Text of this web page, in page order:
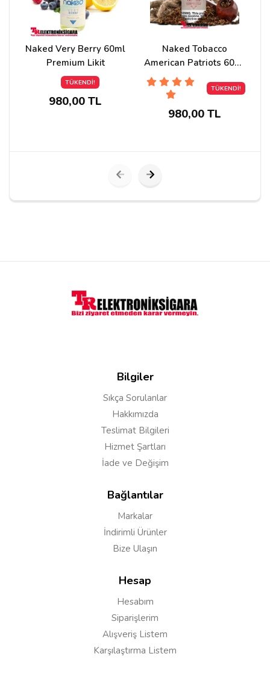
Cevap:Merhaba seçenekte görünen değer güncel
stok alabilirsiniz
Mustafa F*** 22/03/2022
Merhaba , Stokta var mı ?
Naked Very Berry 60ml
Premium Likit
TÜKENDİ!
980,00 TL
Naked Tobacco
American Patriots 60ml
Premium Likit
TÜKENDİ!
980,00 TL
Bilgiler
Sıkça Sorulanlar
Hakkımızda
Teslimat Bilgileri
Hizmet Şartları
İade ve Değişim
Bağlantılar
Markalar
İndirimli Ürünler
Bize Ulaşın
Hesap
Hesabım
Siparişlerim
Alışveriş Listem
Karşılaştırma Listem